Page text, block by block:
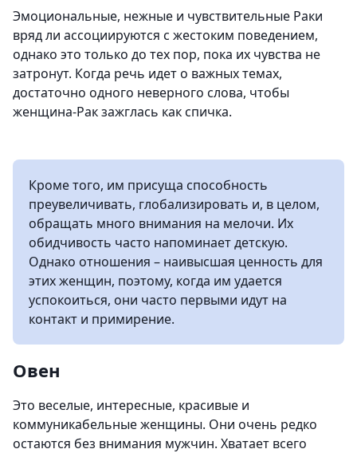
Эмоциональные, нежные и чувствительные Раки
вряд ли ассоциируются с жестоким поведением,
однако это только до тех пор, пока их чувства не
затронут. Когда речь идет о важных темах,
достаточно одного неверного слова, чтобы
женщина-Рак зажглась как спичка.
Кроме того, им присуща способность
преувеличивать, глобализировать и, в целом,
обращать много внимания на мелочи. Их
обидчивость часто напоминает детскую.
Однако отношения – наивысшая ценность для
этих женщин, поэтому, когда им удается
успокоиться, они часто первыми идут на
контакт и примирение.
Овен
Это веселые, интересные, красивые и
коммуникабельные женщины. Они очень редко
остаются без внимания мужчин. Хватает всего